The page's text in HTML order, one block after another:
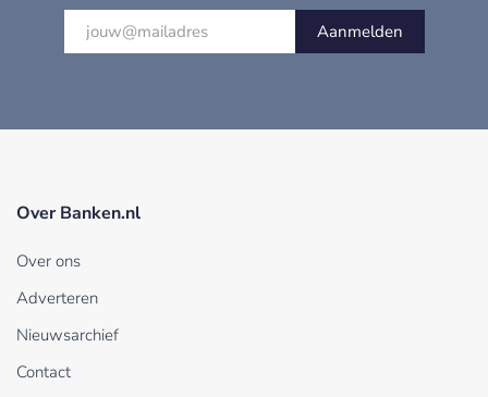
Aanmelden
Over Banken.nl
Over ons
Adverteren
Nieuwsarchief
Contact